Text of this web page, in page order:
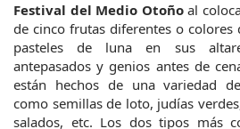
Festival del Medio Otoño al
de cinco frutas diferentes o colores
pasteles de luna en sus
antepasados y genios antes de
están hechos de una variedad
como semillas de loto, judías
salados, etc. Los dos tipos más